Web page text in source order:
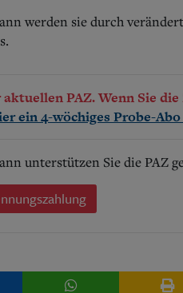
werden sie durch
PAZ. Wenn Sie
ein 4-wöchiges Probe-
unterstützen Sie die PAZ